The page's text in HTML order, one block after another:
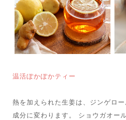
温活ぽかぽかティー
熱を加えられた生姜は、ジンゲロ
成分に変わります。 ショウガオー